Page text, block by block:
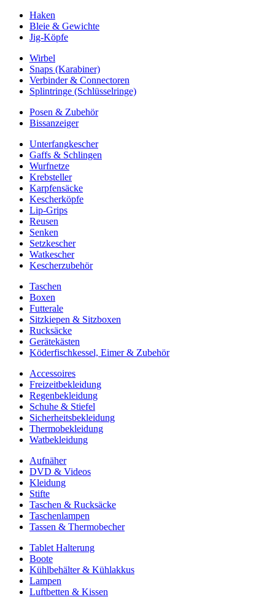
Haken
Bleie & Gewichte
Jig-Köpfe
Wirbel
Snaps (Karabiner)
Verbinder & Connectoren
Splintringe (Schlüsselringe)
Posen & Zubehör
Bissanzeiger
Unterfangkescher
Gaffs & Schlingen
Wurfnetze
Krebsteller
Karpfensäcke
Kescherköpfe
Lip-Grips
Reusen
Senken
Setzkescher
Watkescher
Kescherzubehör
Taschen
Boxen
Futterale
Sitzkiepen & Sitzboxen
Rucksäcke
Gerätekästen
Köderfischkessel, Eimer & Zubehör
Accessoires
Freizeitbekleidung
Regenbekleidung
Schuhe & Stiefel
Sicherheitsbekleidung
Thermobekleidung
Watbekleidung
Aufnäher
DVD & Videos
Kleidung
Stifte
Taschen & Rucksäcke
Taschenlampen
Tassen & Thermobecher
Tablet Halterung
Boote
Kühlbehälter & Kühlakkus
Lampen
Luftbetten & Kissen